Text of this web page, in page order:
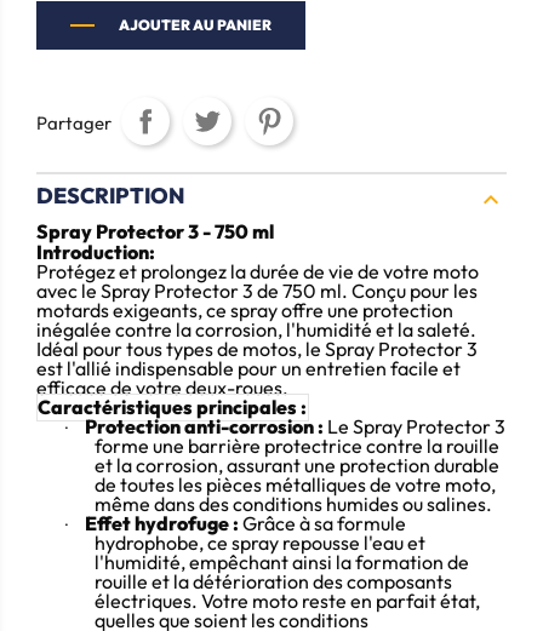
AJOUTER AU PANIER
Partager
DESCRIPTION 
Spray Protector 3 - 750 ml
Introduction:
Protégez et prolongez la durée de vie de votre moto
avec le Spray Protector 3 de 750 ml. Conçu pour les
motards exigeants, ce spray offre une protection
inégalée contre la corrosion, l'humidité et la saleté.
Idéal pour tous types de motos, le Spray Protector 3
est l'allié indispensable pour un entretien facile et
efficace de votre deux-roues.
Caractéristiques principales :
· Protection anti-corrosion : Le Spray Protector 3
forme une barrière protectrice contre la rouille
et la corrosion, assurant une protection durable
de toutes les pièces métalliques de votre moto,
même dans des conditions humides ou salines.
· Effet hydrofuge : Grâce à sa formule
hydrophobe, ce spray repousse l'eau et
l'humidité, empêchant ainsi la formation de
rouille et la détérioration des composants
électriques. Votre moto reste en parfait état,
quelles que soient les conditions